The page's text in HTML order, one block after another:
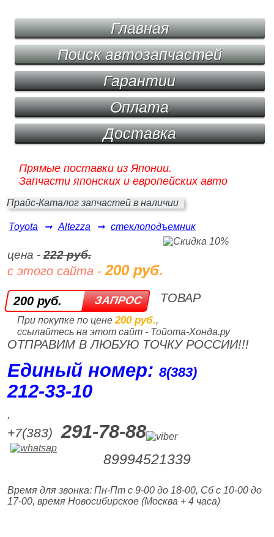
Главная
Поиск автозапчастей
Гарантии
Оплата
Доставка
Прямые поставки из Японии.
Запчасти японских и европейских авто
Прайс-Каталог запчастей в наличии
Toyota ➞ Altezza ➞ стеклоподъемник
цена -222 руб.
с этого сайта -200 руб.
200 руб.
При покупке по цене 200 руб.,
ссылайтесь на этот сайт - Тойота-Хонда.ру
ТОВАР
ОТПРАВИМ В ЛЮБУЮ ТОЧКУ РОССИИ!!!
Единый номер:8(383)
212‑33‑10
,
+7(383) 291-78-88
89994521339
Время для звонка: Пн-Пт с 9-00 до 18-00, Сб с 10-00 до
17-00, время Новосибирское (Москва + 4 часа)